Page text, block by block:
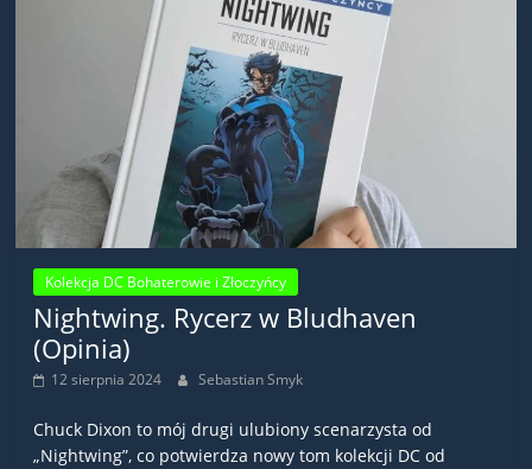
Kolekcja DC Bohaterowie i Złoczyńcy
Nightwing. Rycerz w Bludhaven
(Opinia)
12 sierpnia 2024 Sebastian Smyk
Chuck Dixon to mój drugi ulubiony scenarzysta od
„Nightwing”, co potwierdza nowy tom kolekcji DC od